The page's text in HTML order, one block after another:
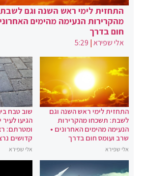
התחזית לימי ראש השנה וגם
מהקרירות הנעימה מהימים
חום בדרך
אלי שפירא|
5:29
התחזית לימי ראש השנה וגם
לשבת: תשכחו מהקרירות
הנעימה מהימים האחרונים •
שרב ועומס חום בדרך
אלי שפירא
שוב טבח
הגיעו
ומטרתם:
קדושים
אלי שפירא